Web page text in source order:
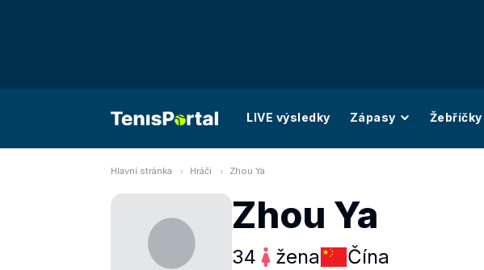
LIVE výsledky Zápasy Žebříčky
Hlavní stránka Hráči Zhou Ya
Zhou Ya
34 žena Čína